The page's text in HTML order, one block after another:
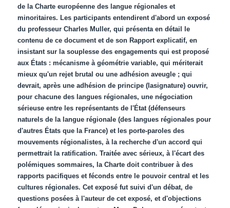
de la Charte européenne des langue régionales et
minoritaires. Les participants entendirent d'abord un exposé
du professeur Charles Muller, qui présenta en détail le
contenu de ce document et de son Rapport explicatif, en
insistant sur la souplesse des engagements qui est proposé
aux États : mécanisme à géométrie variable, qui mériterait
mieux qu'un rejet brutal ou une adhésion aveugle ; qui
devrait, après une adhésion de principe (lasignature) ouvrir,
pour chacune des langues régionales, une négociation
sérieuse entre les représentants de l'État (défenseurs
naturels de la langue régionale (des langues régionales pour
d'autres États que la France) et les porte-paroles des
mouvements régionalistes, à la recherche d'un accord qui
permettrait la ratification. Traitée avec sérieux, à l'écart des
polémiques sommaires, la Charte doit contribuer à des
rapports pacifiques et féconds entre le pouvoir central et les
cultures régionales. Cet exposé fut suivi d'un débat, de
questions posées à l'auteur de cet exposé, et d'objections